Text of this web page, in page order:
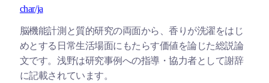
char/ja
脳機能計測と質的研究の両面から、香りが洗濯をはじ
めとする日常生活場面にもたらす価値を論じた総説論
文です。浅野は研究事例への指導・協力者として謝辞
に記載されています。